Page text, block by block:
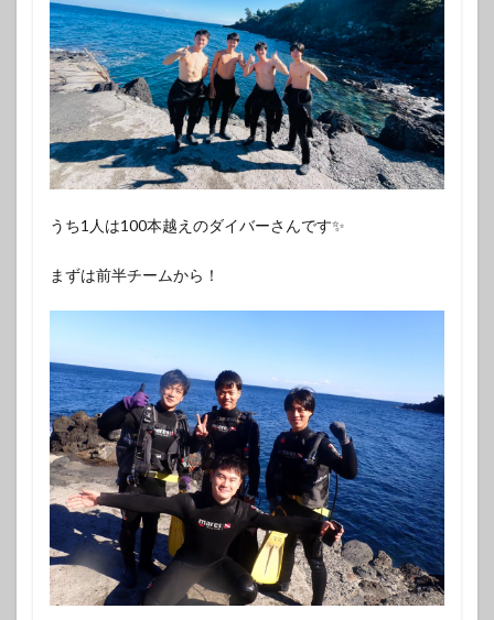
うち1人は100本越えのダイバーさんです✨️
まずは前半チームから！